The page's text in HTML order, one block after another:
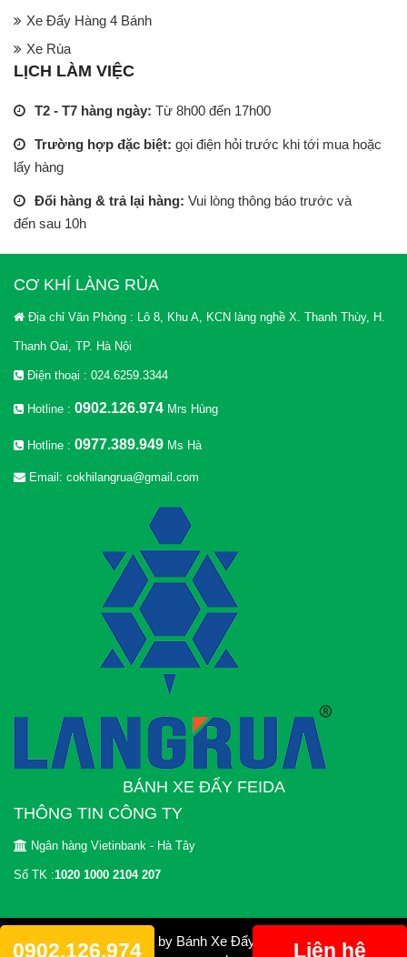
0902.126.974 Liên hệ
Xe Đẩy Hàng 4 Bánh
Xe Rùa
LỊCH LÀM VIỆC
T2 - T7 hàng ngày: Từ 8h00 đến 17h00
Trường hợp đặc biệt: gọi điện hỏi trước khi tới mua hoặc
lấy hàng
Đổi hàng & trả lại hàng: Vui lòng thông báo trước và
đến sau 10h
CƠ KHÍ LÀNG RÙA
Địa chỉ Văn Phòng : Lô 8, Khu A, KCN làng nghề X. Thanh Thùy, H.
Thanh Oai, TP. Hà Nội
Điện thoại : 024.6259.3344
Hotline : 0902.126.974 Mrs Hùng
Hotline : 0977.389.949 Ms Hà
Email: cokhilangrua@gmail.com
BÁNH XE ĐẨY FEIDA
THÔNG TIN CÔNG TY
Ngân hàng Vietinbank - Hà Tây
Số TK :1020 1000 2104 207
© 2012 Copyright by Bánh Xe Đẩy FEIDA. All rights